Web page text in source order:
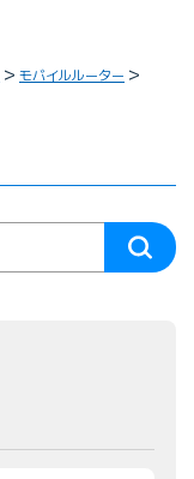
モバイルルーター